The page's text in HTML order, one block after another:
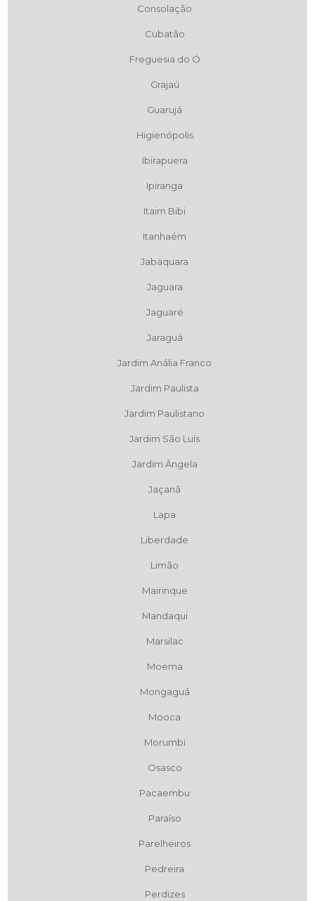
Consolação
Cubatão
Freguesia do Ó
Grajaú
Guarujá
Higienópolis
Ibirapuera
Ipiranga
Itaim Bibi
Itanhaém
Jabaquara
Jaguara
Jaguaré
Jaraguá
Jardim Anália Franco
Jardim Paulista
Jardim Paulistano
Jardim São Luís
Jardim Ângela
Jaçanã
Lapa
Liberdade
Limão
Mairinque
Mandaqui
Marsilac
Moema
Mongaguá
Mooca
Morumbi
Osasco
Pacaembu
Paraíso
Parelheiros
Pedreira
Perdizes